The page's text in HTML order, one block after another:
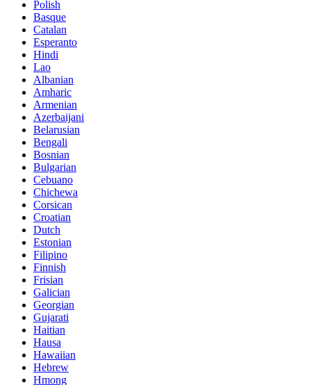
Polish
Basque
Catalan
Esperanto
Hindi
Lao
Albanian
Amharic
Armenian
Azerbaijani
Belarusian
Bengali
Bosnian
Bulgarian
Cebuano
Chichewa
Corsican
Croatian
Dutch
Estonian
Filipino
Finnish
Frisian
Galician
Georgian
Gujarati
Haitian
Hausa
Hawaiian
Hebrew
Hmong